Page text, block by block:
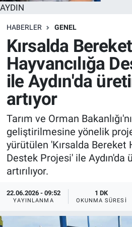
AYDIN
HABERLER GENEL
Kırsalda Bereket
Hayvancılığa
ile Aydın'da
artıyor
Tarım ve Orman
geliştirilmesine yönelik
yürütülen 'Kırsalda Bereket
Destek Projesi' ile
artırılıyor.
22.06.2026 - 09:52
YAYINLANMA
1 DK
OKUNMA SÜRESI